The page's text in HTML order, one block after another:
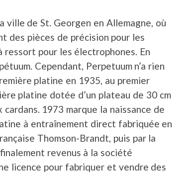
ville de St. Georgen en Allemagne, où
des pièces de précision pour les
pour les électrophones. En
Cependant, Perpetuum n’a rien
platine en 1935, au premier
platine dotée d’un plateau de 30 cm
1973 marque la naissance de
à entraînement direct fabriquée en
Thomson-Brandt, puis par la
revenus à la société
licence pour fabriquer et vendre des